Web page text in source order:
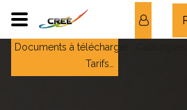
Documents à télécharger : Catalogues ;
Tarifs…